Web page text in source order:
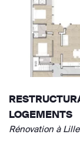
LOGEMENTS
Rénovation à Lille